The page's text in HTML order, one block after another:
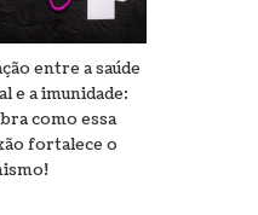
entre a saúde
e a imunidade:
como essa
fortalece o